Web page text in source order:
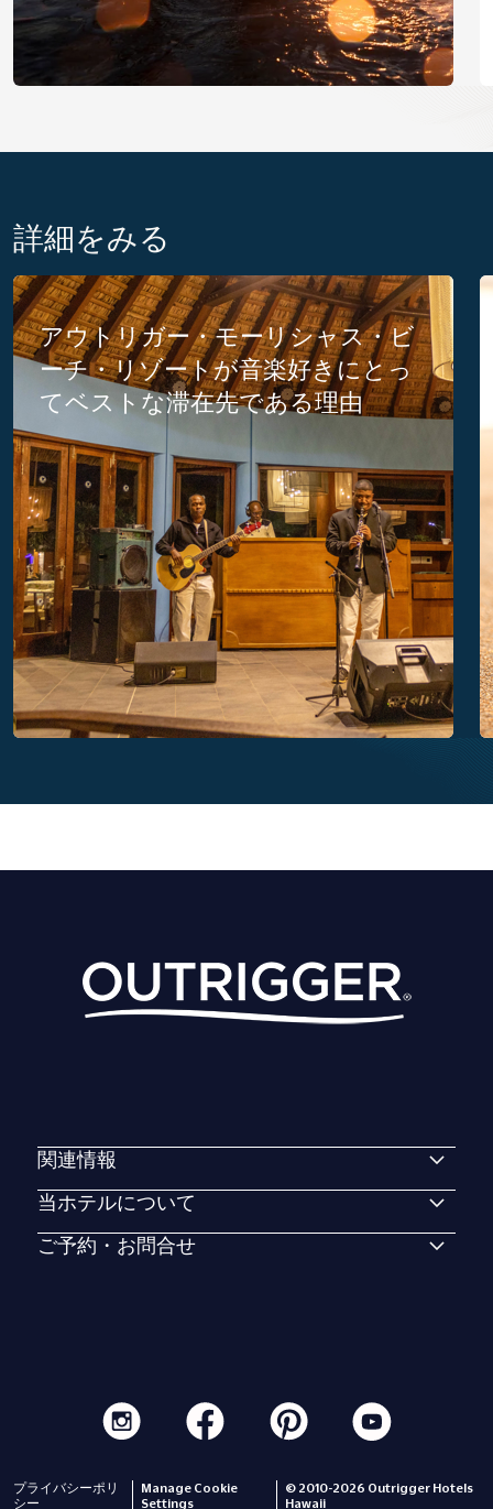
詳細をみる
アウトリガー・モーリシャス・ビ
ーチ・リゾートが音楽好きにとっ
てベストな滞在先である理由
関連情報
当ホテルについて
ご予約・お問合せ
プライバシーポリ
シー
Manage Cookie
Settings
© 2010-2026 Outrigger Hotels
Hawaii